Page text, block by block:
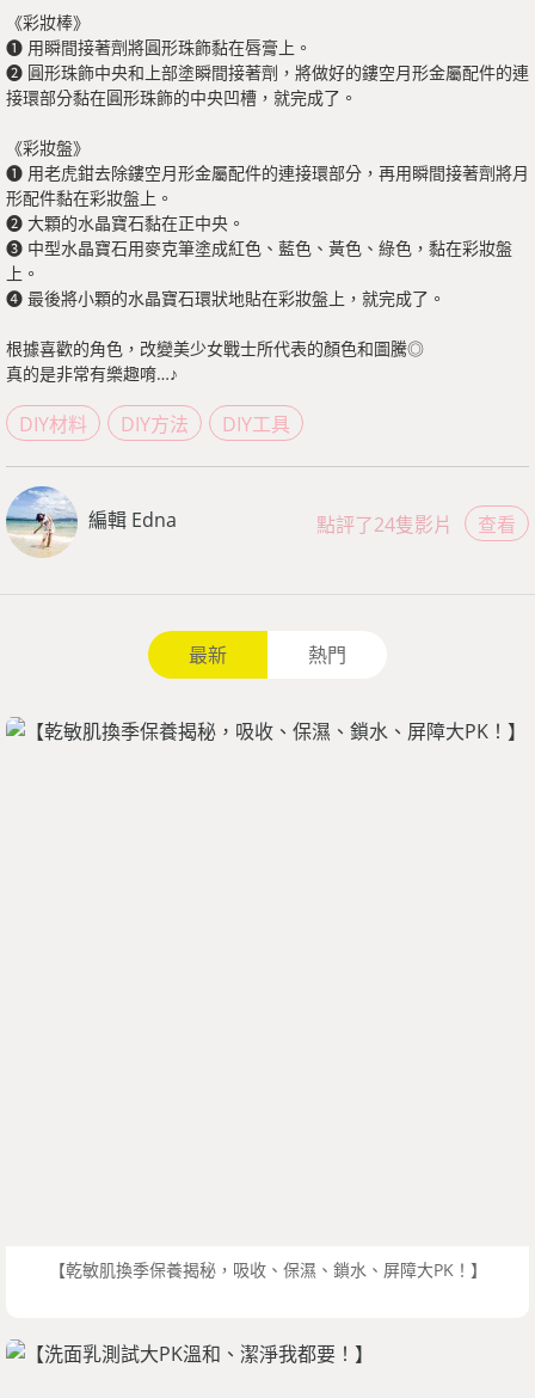
《彩妝棒》
❶ 用瞬間接著劑將圓形珠飾黏在唇膏上。
❷ 圓形珠飾中央和上部塗瞬間接著劑，將做好的鏤空月形金屬配件的連
接環部分黏在圓形珠飾的中央凹槽，就完成了。
《彩妝盤》
❶ 用老虎鉗去除鏤空月形金屬配件的連接環部分，再用瞬間接著劑將月
形配件黏在彩妝盤上。
❷ 大顆的水晶寶石黏在正中央。
❸ 中型水晶寶石用麥克筆塗成紅色、藍色、黃色、綠色，黏在彩妝盤
上。
❹ 最後將小顆的水晶寶石環狀地貼在彩妝盤上，就完成了。
根據喜歡的角色，改變美少女戰士所代表的顏色和圖騰◎
真的是非常有樂趣唷…♪
DIY材料 DIY方法 DIY工具
編輯 Edna 查看
點評了24隻影片
最新 熱門
【乾敏肌換季保養揭秘，吸收、保濕、鎖水、屏障大PK！】